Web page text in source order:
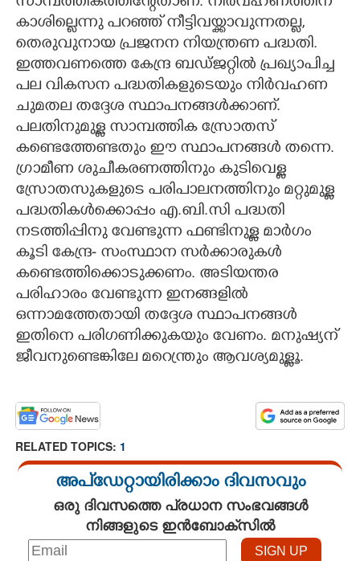
കാശില്ലെന്നു പറഞ്ഞ് നീട്ടിവയ്ക്കാവുന്നതല്ല,​
തെരുവുനായ പ്രജനന നിയന്ത്രണ പദ്ധതി.
ഇത്തവണത്തെ കേന്ദ്ര ബഡ്ജറ്റിൽ പ്രഖ്യാപിച്ച
പല വികസന പദ്ധതികളുടെയും നിർവഹണ
ചുമതല തദ്ദേശ സ്ഥാപനങ്ങൾക്കാണ്.
പലതിനുമുള്ള സാമ്പത്തിക സ്രോതസ്
കണ്ടെത്തേണ്ടതും ഈ സ്ഥാപനങ്ങൾ തന്നെ.
ഗ്രാമീണ ശുചീകരണത്തിനും കുടിവെള്ള
സ്രോതസുകളുടെ പരിപാലനത്തിനും മറ്റുമുള്ള
പദ്ധതികൾക്കൊപ്പം എ.ബി.സി പദ്ധതി
നടത്തിപ്പിനു വേണ്ടുന്ന ഫണ്ടിനുള്ള മാർഗം
കൂടി കേന്ദ്ര- സംസ്ഥാന സർക്കാരുകൾ
കണ്ടെത്തിക്കൊടുക്കണം. അടിയന്തര
പരിഹാരം വേണ്ടുന്ന ഇനങ്ങളിൽ
ഒന്നാമത്തേതായി തദ്ദേശ സ്ഥാപനങ്ങൾ
ഇതിനെ പരിഗണിക്കുകയും വേണം. മനുഷ്യന്
ജീവനുണ്ടെങ്കിലേ മറ്രെന്തും ആവശ്യമുള്ളൂ.
RELATED TOPICS: 1
അപ്ഡേറ്റായിരിക്കാം ദിവസവും
ഒരു ദിവസത്തെ പ്രധാന സംഭവങ്ങൾ
നിങ്ങളുടെ ഇൻബോക്സിൽ